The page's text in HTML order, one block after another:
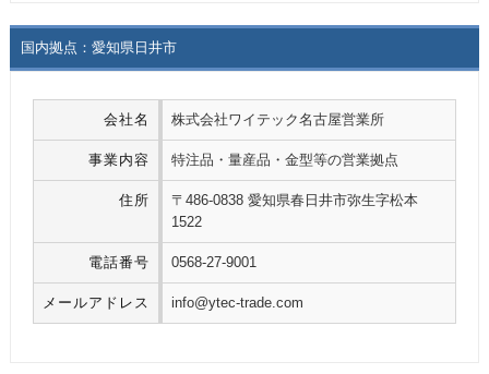
国内拠点：愛知県日井市
会社名 株式会社ワイテック名古屋営業所
事業内容 特注品・量産品・金型等の営業拠点
住所
〒486-0838 愛知県春日井市弥生字松本
1522
電話番号 0568-27-9001
メールアドレス info@ytec-trade.com